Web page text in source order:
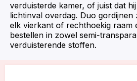
verduisterde kamer, of juist dat
lichtinval overdag. Duo gordijnen
elk vierkant of rechthoekig raam
bestellen in zowel semi-
verduisterende stoffen.